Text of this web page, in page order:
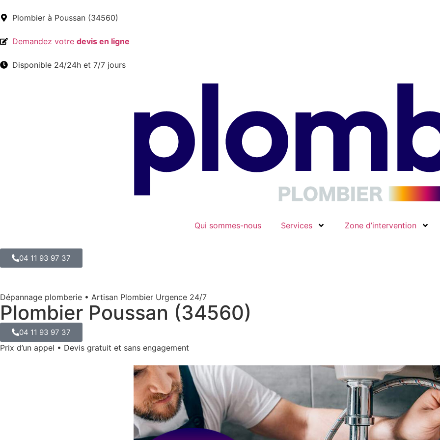
Plombier à Poussan (34560)
Demandez votre devis en ligne
Disponible 24/24h et 7/7 jours
Qui sommes-nous Services Zone d’intervention
04 11 93 97 37
Dépannage plomberie • Artisan Plombier Urgence 24/7
Plombier Poussan (34560)
04 11 93 97 37
Prix d’un appel • Devis gratuit et sans engagement